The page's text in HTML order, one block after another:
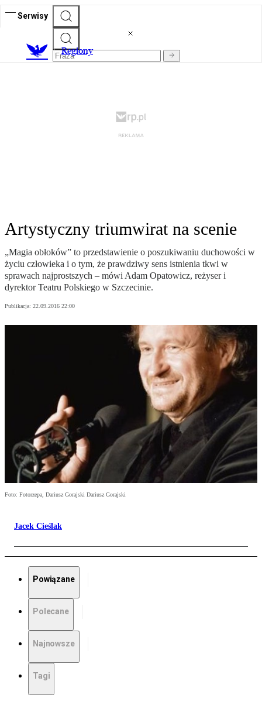
Serwisy
Regiony
Artystyczny triumwirat na scenie
„Magia obłoków” to przedstawienie o poszukiwaniu duchowości w
życiu człowieka i o tym, że prawdziwy sens istnienia tkwi w
sprawach najprostszych – mówi Adam Opatowicz, reżyser i
dyrektor Teatru Polskiego w Szczecinie.
Publikacja: 22.09.2016 22:00
Foto: Fotorzepa, Dariusz Gorajski Dariusz Gorajski
Jacek Cieślak
Powiązane
Polecane
Najnowsze
Tagi